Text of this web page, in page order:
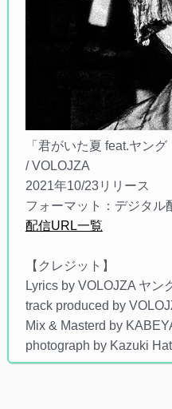
「君がいた夏 feat.ヤング
/ VOLOJZA
2021年10/23リリース
フォーマット：デジタル
配信URL一覧
【クレジット】
Lyrics by VOLOJZA ヤン
track produced by
Mix & Masterd by
photograph by Kazuki